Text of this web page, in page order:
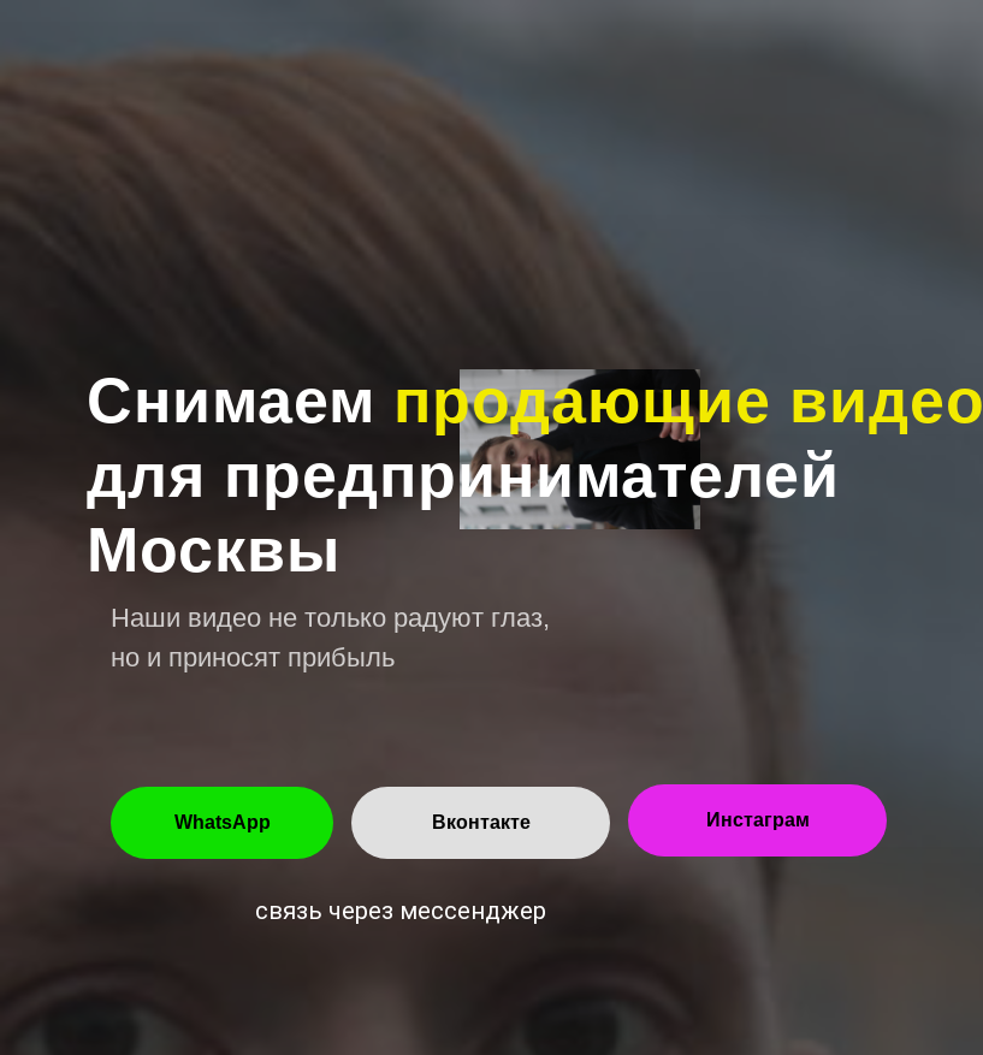
Снимаем продающие видео
для предпринимателей
Москвы
Наши видео не только радуют глаз,
но и приносят прибыль
WhatsApp Вконтакте
связь через мессенджер
Инстаграм